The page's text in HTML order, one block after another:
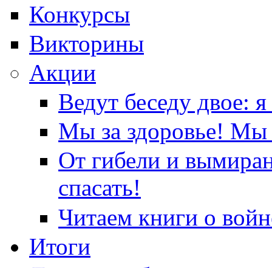
Конкурсы
Викторины
Акции
Ведут беседу двое:
Мы за здоровье! Мы
От гибели и
спасать!
Читаем книги о
Итоги